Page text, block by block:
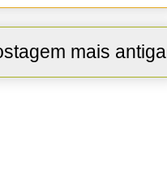
mais antiga